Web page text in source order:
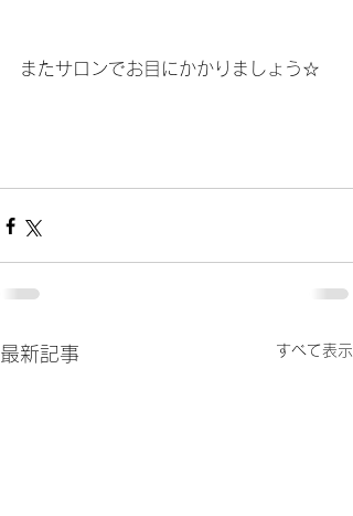
またサロンでお目にかかりましょう☆
最新記事 すべて表示